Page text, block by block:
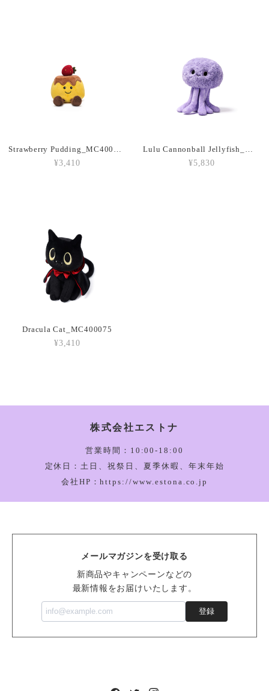
Amuseable Croissant_A2CRON
2026/03/05
2026/03/05
Vivacious Vegetable Pumpkin_VV6PUM
2026/03/05
Sensational Seafood Mussel_SSEA6M
Strawberry Pudding_MC400207
¥3,410
Lulu Cannonball Jellyfish_MC300155
¥5,830
Dracula Cat_MC400075
¥3,410
株式会社エストナ
営業時間：10:00-18:00
定休日：土日、祝祭日、夏季休暇、年末年始
会社HP：https://www.estona.co.jp
メールマガジンを受け取る
新商品やキャンペーンなどの
最新情報をお届けいたします。
登録